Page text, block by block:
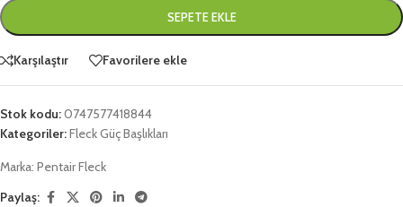
SEPETE EKLE
Karşılaştır Favorilere ekle
Stok kodu:0747577418844
Kategoriler:Fleck Güç Başlıkları
Marka: Pentair Fleck
Paylaş: